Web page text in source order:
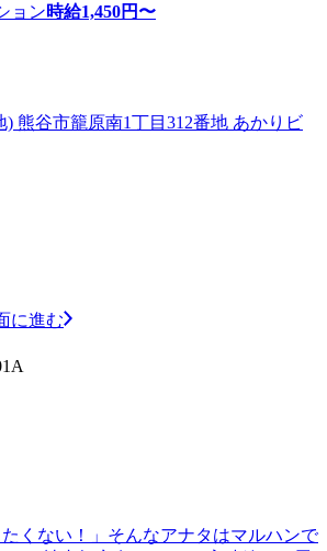
ョン時給1,450円〜
熊谷市籠原南1丁目312番地 あかりビ
に進む
たくない！」そんなアナタはマルハンで